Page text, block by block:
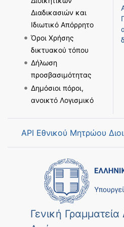
Διαδικασιών και
Ιδιωτικό Απόρρητο
Όροι Χρήσης
δικτυακού τόπου
Δήλωση
προσβασιμότητας
Δημόσιοι πόροι,
ανοικτό Λογισμικό
API Εθνικού Μητρώου
Γενική